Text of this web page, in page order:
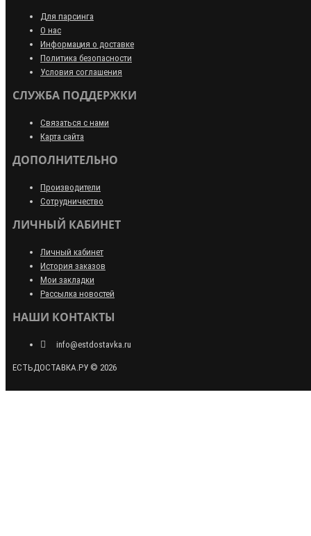
Для парсинга
О нас
Информация о доставке
Политика безопасности
Условия соглашения
СЛУЖБА ПОДДЕРЖКИ
Связаться с нами
Карта сайта
ДОПОЛНИТЕЛЬНО
Производители
Сотрудничество
ЛИЧНЫЙ КАБИНЕТ
Личный кабинет
История заказов
Мои закладки
Рассылка новостей
НАШИ КОНТАКТЫ
info@estdostavka.ru
ЕСТЬДОСТАВКА.РУ © 2026